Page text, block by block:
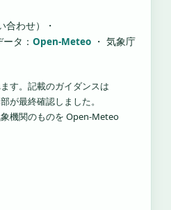
合わせ）
・
タ： Open-Meteo ・ 気象庁
す。記載のガイダンスは
が最終確認しました。
機関のものを Open-Meteo